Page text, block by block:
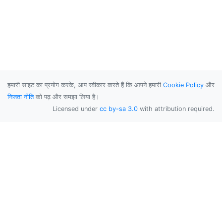
हमारी साइट का प्रयोग करके, आप स्वीकार करते हैं कि आपने हमारी Cookie Policy और
निजता नीतिको पढ़ और समझा लिया है।
Licensed under cc by-sa 3.0 with attribution required.